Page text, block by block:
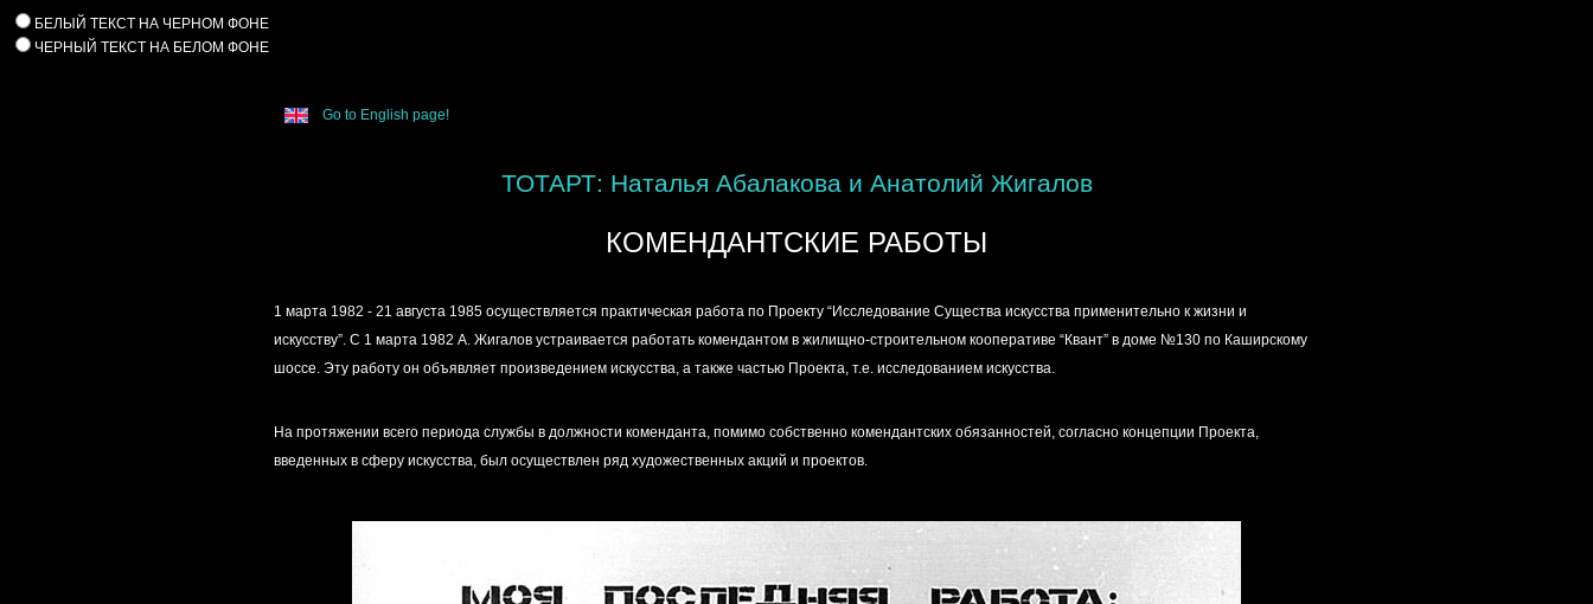
БЕЛЫЙ ТЕКСТ НА ЧЕРНОМ ФОНЕ
ЧЕРНЫЙ ТЕКСТ НА БЕЛОМ ФОНЕ
Go to English page!
ТОТАРТ: Наталья Абалакова и Анатолий Жигалов
КОМЕНДАНТСКИЕ РАБОТЫ
1 марта 1982 - 21 августа 1985 осуществляется практическая работа по Проекту “Исследование Существа искусства применительно к жизни и
искусству”. С 1 марта 1982 А. Жигалов устраивается работать комендантом в жилищно-строительном кооперативе “Квант” в доме №130 по Каширскому
шоссе. Эту работу он объявляет произведением искусства, а также частью Проекта, т.е. исследованием искусства.
На протяжении всего периода службы в должности коменданта, помимо собственно комендантских обязанностей, согласно концепции Проекта,
введенных в сферу искусства, был осуществлен ряд художественных акций и проектов.